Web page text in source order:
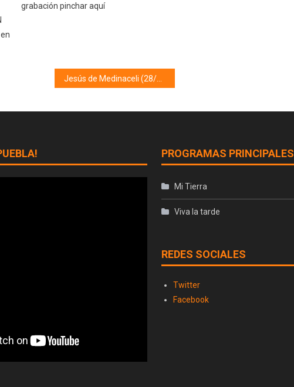
grabación pinchar aquí
PROGRAMAS PRINCIPALES
Mi Tierra
Viva la tarde
REDES SOCIALES
Twitter
Facebook